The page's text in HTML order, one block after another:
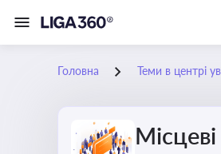
Головна Теми в центрі